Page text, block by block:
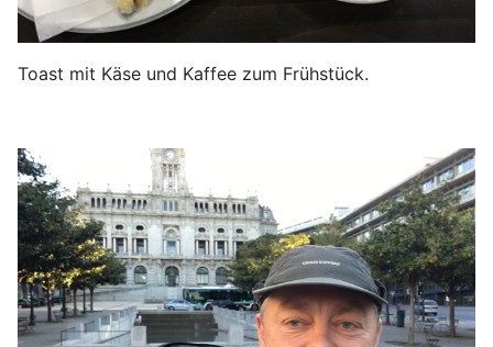
Toast mit Käse und Kaffee zum Frühstück.